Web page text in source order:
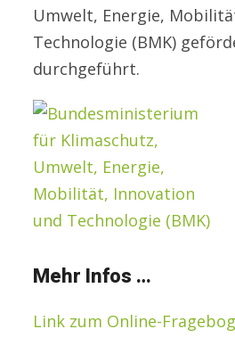
Umwelt, Energie,
Technologie (BMK)
durchgeführt.
Mehr Infos …
Link zum Online-